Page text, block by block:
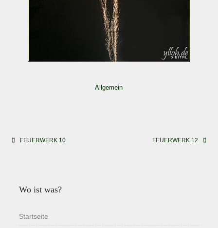
Allgemein
Beitragsnavigation
FEUERWERK 10 FEUERWERK 12
Wo ist was?
Startseite